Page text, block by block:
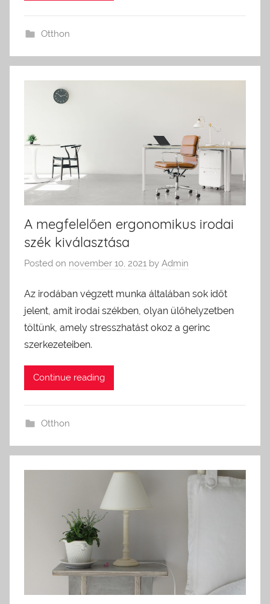
Otthon
A megfelelően ergonomikus irodai
szék kiválasztása
Posted on november 10, 2021 by Admin
Az irodában végzett munka általában sok időt
jelent, amit irodai székben, olyan ülőhelyzetben
töltünk, amely stresszhatást okoz a gerinc
szerkezeteiben.
Continue reading
Otthon